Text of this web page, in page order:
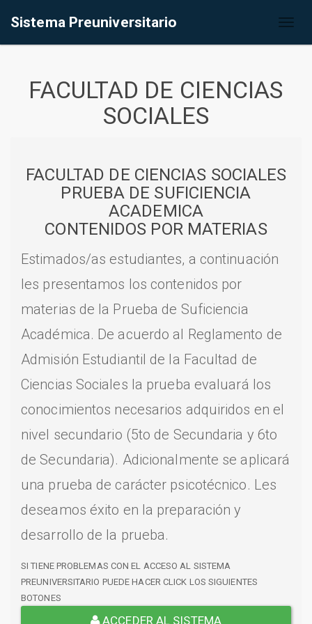
Sistema Preuniversitario
FACULTAD DE CIENCIAS
SOCIALES
FACULTAD DE CIENCIAS SOCIALES
PRUEBA DE SUFICIENCIA
ACADEMICA
CONTENIDOS POR MATERIAS
Estimados/as estudiantes, a continuación
les presentamos los contenidos por
materias de la Prueba de Suficiencia
Académica. De acuerdo al Reglamento de
Admisión Estudiantil de la Facultad de
Ciencias Sociales la prueba evaluará los
conocimientos necesarios adquiridos en el
nivel secundario (5to de Secundaria y 6to
de Secundaria). Adicionalmente se aplicará
una prueba de carácter psicotécnico. Les
deseamos éxito en la preparación y
desarrollo de la prueba.
SI TIENE PROBLEMAS CON EL ACCESO AL SISTEMA
PREUNIVERSITARIO PUEDE HACER CLICK LOS SIGUIENTES
BOTONES
ACCEDER AL SISTEMA